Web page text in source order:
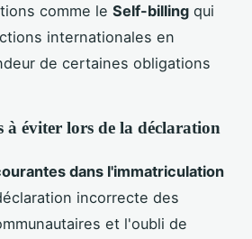
comme le Self-billing qui
internationales en
de certaines obligations
à éviter lors de la déclaration
dans l'immatriculation
incorrecte des
et l'oubli de